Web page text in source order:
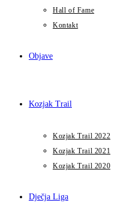
Hall of Fame
Kontakt
Objave
Kozjak Trail
Kozjak Trail 2022
Kozjak Trail 2021
Kozjak Trail 2020
Dječja Liga